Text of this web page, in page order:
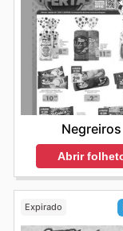
Rede Top sales
antecipar suas
sazonais e
de qualidade
seu
compra
lado com a
Stay up to date
exclusive savings
Negreiros
Abrir
Expirado